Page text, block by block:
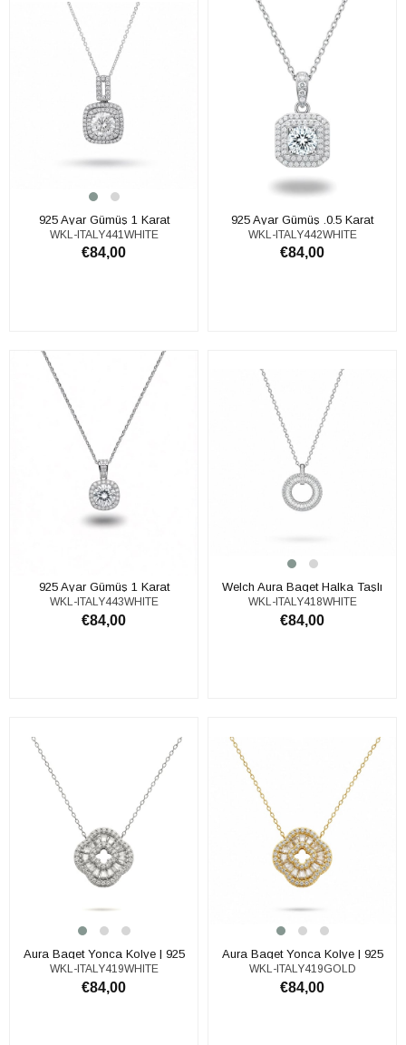
925 Ayar Gümüş 1 Karat
Moissanite Taşlı Tektaş Kolye
WKL-ITALY441WHITE
€84,00
925 Ayar Gümüş .0.5 Karat
Moissanite Taşlı Tektaş Kolye
WKL-ITALY442WHITE
€84,00
925 Ayar Gümüş 1 Karat
Moissanite Taşlı Tektaş Kolye
WKL-ITALY443WHITE
€84,00
Welch Aura Baget Halka Taşlı
Kolye – 925 Ayar Gümüş Kolye
WKL-ITALY418WHITE
€84,00
Aura Baget Yonca Kolye | 925
Ayar Gümüş Kolye
WKL-ITALY419WHITE
€84,00
Aura Baget Yonca Kolye | 925
Ayar Gümüş Kolye
WKL-ITALY419GOLD
€84,00